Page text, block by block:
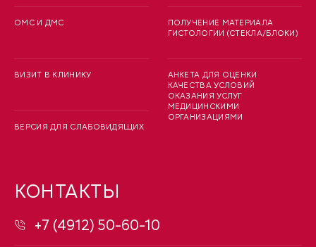
ОМС И ДМС
ВИЗИТ В КЛИНИКУ
ВЕРСИЯ ДЛЯ СЛАБОВИДЯЩИХ
ПОЛУЧЕНИЕ МАТЕРИАЛА
ГИСТОЛОГИИ (СТЕКЛА/БЛОКИ)
АНКЕТА ДЛЯ ОЦЕНКИ
КАЧЕСТВА УСЛОВИЙ
ОКАЗАНИЯ УСЛУГ
МЕДИЦИНСКИМИ
ОРГАНИЗАЦИЯМИ
КОНТАКТЫ
+7 (4912) 50-60-10